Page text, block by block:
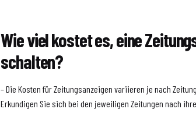
Wie viel kostet es, eine
schalten?
– Die Kosten für Zeitungsanzeigen variieren je nach
Erkundigen Sie sich bei den jeweiligen Zeitungen nach